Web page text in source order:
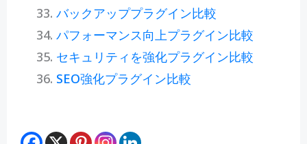
バックアッププラグイン比較
パフォーマンス向上プラグイン比較
セキュリティを強化プラグイン比較
SEO強化プラグイン比較